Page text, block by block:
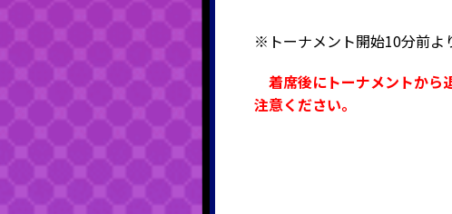
※トーナメント開始10分前よ
着席後にトーナメントから
注意ください。